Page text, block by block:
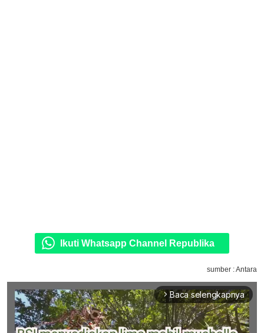
Ikuti Whatsapp Channel Republika
sumber : Antara
arrow_forward_ios Baca selengkapnya